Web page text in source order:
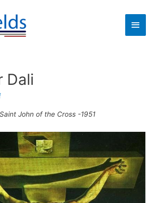
Dali
John of the Cross -1951